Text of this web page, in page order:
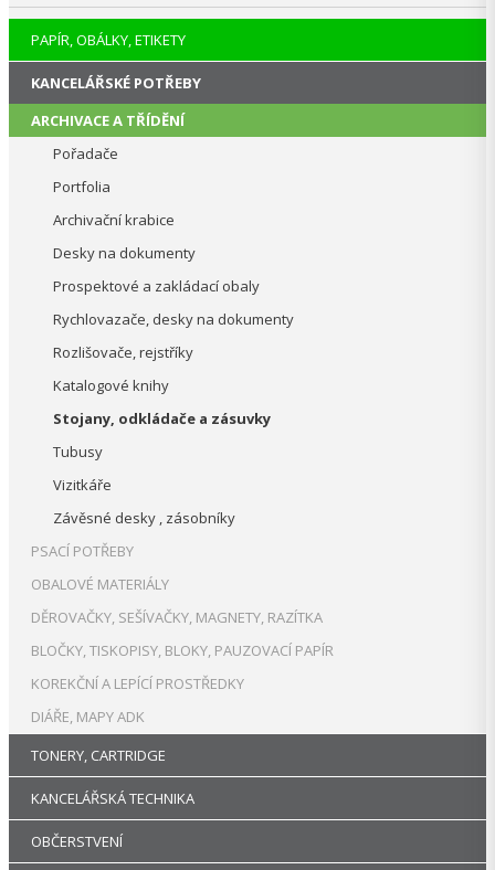
PAPÍR, OBÁLKY, ETIKETY
KANCELÁŘSKÉ POTŘEBY
ARCHIVACE A TŘÍDĚNÍ
Pořadače
Portfolia
Archivační krabice
Desky na dokumenty
Prospektové a zakládací obaly
Rychlovazače, desky na dokumenty
Rozlišovače, rejstříky
Katalogové knihy
Stojany, odkládače a zásuvky
Tubusy
Vizitkáře
Závěsné desky , zásobníky
PSACÍ POTŘEBY
OBALOVÉ MATERIÁLY
DĚROVAČKY, SEŠÍVAČKY, MAGNETY, RAZÍTKA
BLOČKY, TISKOPISY, BLOKY, PAUZOVACÍ PAPÍR
KOREKČNÍ A LEPÍCÍ PROSTŘEDKY
DIÁŘE, MAPY ADK
TONERY, CARTRIDGE
KANCELÁŘSKÁ TECHNIKA
OBČERSTVENÍ